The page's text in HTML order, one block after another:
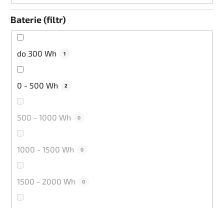
Baterie (filtr)
do 300 Wh 1
0 - 500 Wh 2
500 - 1000 Wh 0
1000 - 1500 Wh 0
1500 - 2000 Wh 0